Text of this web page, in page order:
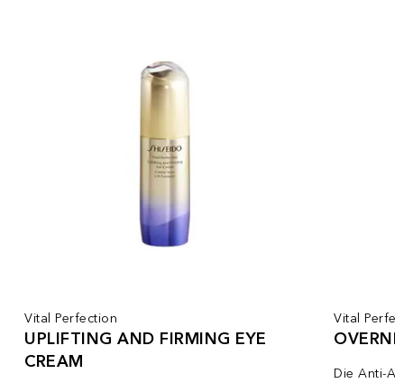
Vital Perfection
UPLIFTING AND FIRMING EYE
CREAM
Vital
Die Anti-